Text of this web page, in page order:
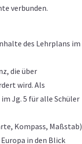
verbunden.
des Lehrplans im
die über
wird. Als
Jg. 5 für alle Schüler
Kompass, Maßstab)
in den Blick